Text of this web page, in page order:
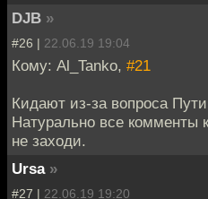
DJB »
#26 | 22.06.19 19:04
Кому: Al_Tanko, #21
Кидают из-за вопроса
Натурально все комменты
не заходи.
Ursa »
#27 | 22.06.19 19:20